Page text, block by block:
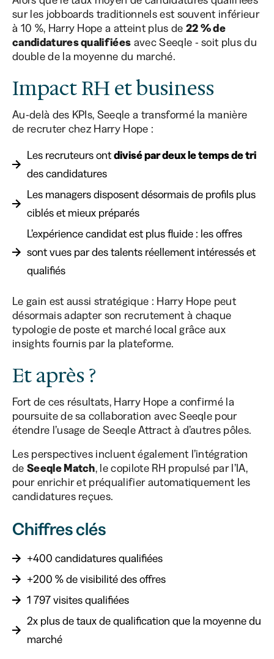
sur les jobboards traditionnels est souvent inférieur
à 10 %, Harry Hope a atteint plus de 22 % de
candidatures qualifiées avec Seeqle - soit plus du
double de la moyenne du marché.
Impact RH et business
Au-delà des KPIs, Seeqle a transformé la manière
de recruter chez Harry Hope :
Les recruteurs ontdivisé par deux le temps de tri
des candidatures
Les managers disposent désormais de profils plus
ciblés et mieux préparés
L’expérience candidat est plus fluide : les offres
sont vues par des talents réellement intéressés et
qualifiés
Le gain est aussi stratégique : Harry Hope peut
désormais adapter son recrutement à chaque
typologie de poste et marché local grâce aux
insights fournis par la plateforme.
Et après ?
Fort de ces résultats, Harry Hope a confirmé la
poursuite de sa collaboration avec Seeqle pour
étendre l’usage de Seeqle Attract à d’autres pôles.
Les perspectives incluent également l’intégration
de Seeqle Match, le copilote RH propulsé par l’IA,
pour enrichir et préqualifier automatiquement les
candidatures reçues.
Chiffres clés
+400 candidatures qualifiées
+200 % de visibilité des offres
1 797 visites qualifiées
2x plus de taux de qualification que la moyenne du
marché